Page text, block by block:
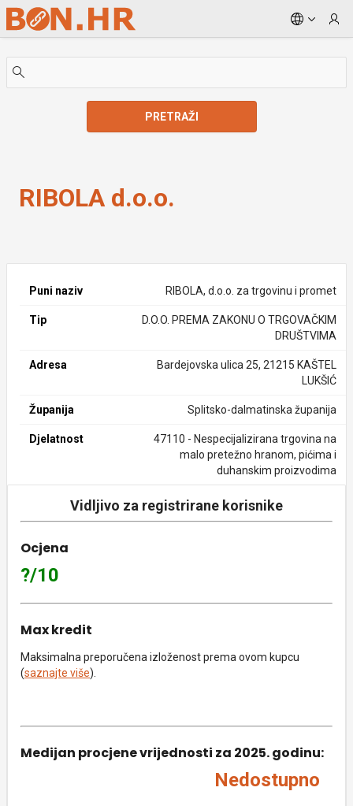
Skip to Main Content
PRETRAŽI
RIBOLA d.o.o.
Puni naziv RIBOLA, d.o.o. za trgovinu i promet
Tip
D.O.O. PREMA ZAKONU O TRGOVAČKIM
DRUŠTVIMA
Adresa
Bardejovska ulica 25, 21215 KAŠTEL
LUKŠIĆ
Županija Splitsko-dalmatinska županija
Djelatnost
47110 - Nespecijalizirana trgovina na
malo pretežno hranom, pićima i
duhanskim proizvodima
Vidljivo za registrirane korisnike
Ocjena
?/10
Max kredit
Maksimalna preporučena izloženost prema ovom kupcu
(saznajte više).
Medijan procjene vrijednosti za 2025. godinu:
Nedostupno